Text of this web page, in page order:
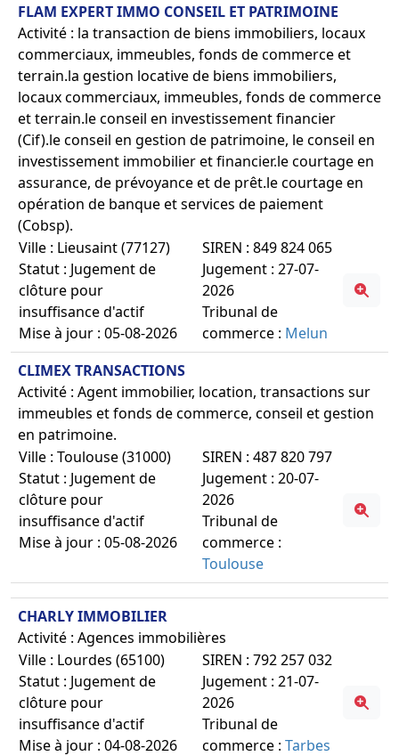
FLAM EXPERT IMMO CONSEIL ET PATRIMOINE
Activité : la transaction de biens immobiliers, locaux
commerciaux, immeubles, fonds de commerce et
terrain.la gestion locative de biens immobiliers,
locaux commerciaux, immeubles, fonds de commerce
et terrain.le conseil en investissement financier
(Cif).le conseil en gestion de patrimoine, le conseil en
investissement immobilier et financier.le courtage en
assurance, de prévoyance et de prêt.le courtage en
opération de banque et services de paiement
(Cobsp).
Ville : Lieusaint (77127)
Statut : Jugement de
clôture pour
insuffisance d'actif
Mise à jour : 05-08-2026
SIREN : 849 824 065
Jugement : 27-07-
2026
Tribunal de
commerce : Melun
CLIMEX TRANSACTIONS
Activité : Agent immobilier, location, transactions sur
immeubles et fonds de commerce, conseil et gestion
en patrimoine.
Ville : Toulouse (31000)
Statut : Jugement de
clôture pour
insuffisance d'actif
Mise à jour : 05-08-2026
SIREN : 487 820 797
Jugement : 20-07-
2026
Tribunal de
commerce :
Toulouse
CHARLY IMMOBILIER
Activité : Agences immobilières
Ville : Lourdes (65100)
Statut : Jugement de
clôture pour
insuffisance d'actif
Mise à jour : 04-08-2026
SIREN : 792 257 032
Jugement : 21-07-
2026
Tribunal de
commerce :Tarbes